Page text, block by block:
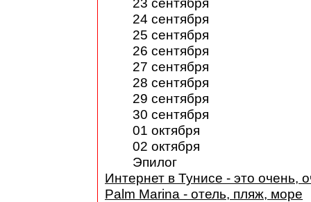
24 сентября
25 сентября
26 сентября
27 сентября
28 сентября
29 сентября
30 сентября
01 октября
02 октября
Эпилог
Интернет в Тунисе - это очень,
Palm Marina - отель, пляж, море